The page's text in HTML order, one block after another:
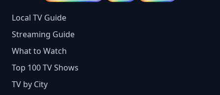
Local TV Guide
Streaming Guide
What to Watch
Top 100 TV Shows
TV by City